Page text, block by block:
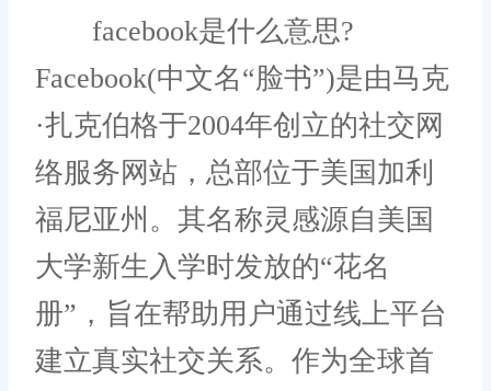
facebook是什么意思?
Facebook(中文名“脸书”)是由马克
·扎克伯格于2004年创立的社交网
络服务网站，总部位于美国加利
福尼亚州。其名称灵感源自美国
大学新生入学时发放的“花名
册”，旨在帮助用户通过线上平台
建立真实社交关系。作为全球首